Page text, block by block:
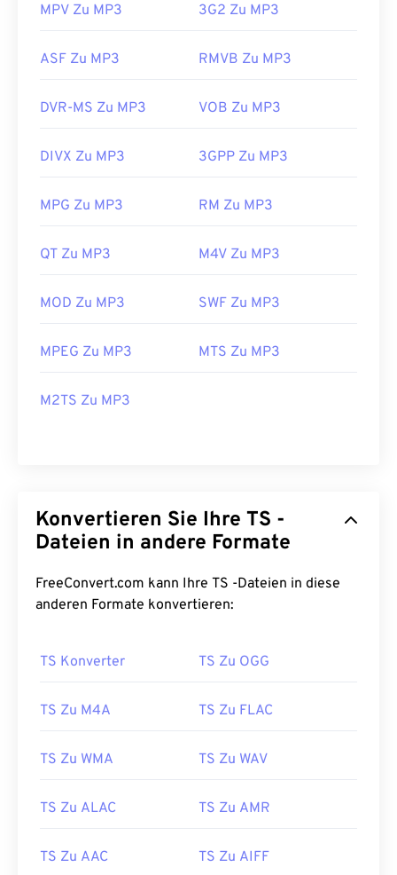
00 00
00 00
MPV Zu MP3 3G2 Zu MP3
ASF Zu MP3 RMVB Zu MP3
DVR-MS Zu MP3 VOB Zu MP3
DIVX Zu MP3 3GPP Zu MP3
MPG Zu MP3 RM Zu MP3
QT Zu MP3 M4V Zu MP3
MOD Zu MP3 SWF Zu MP3
MPEG Zu MP3 MTS Zu MP3
M2TS Zu MP3
Konvertieren Sie Ihre TS -
Dateien in andere Formate
FreeConvert.com kann Ihre TS -Dateien in diese
anderen Formate konvertieren:
TS Konverter TS Zu OGG
TS Zu M4A TS Zu FLAC
TS Zu WMA TS Zu WAV
TS Zu ALAC TS Zu AMR
TS Zu AAC TS Zu AIFF